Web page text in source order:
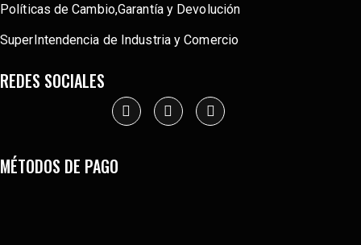
Políticas de Cambio,Garantía y Devolución
SuperIntendencia de Industria y Comercio
REDES SOCIALES
MÉTODOS DE PAGO